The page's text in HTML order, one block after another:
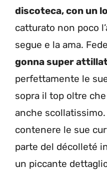
discoteca, con un
catturato non poco
segue e la ama.
gonna super
perfettamente le
sopra il top oltre
anche
contenere le sue
parte del décolleté
un piccante